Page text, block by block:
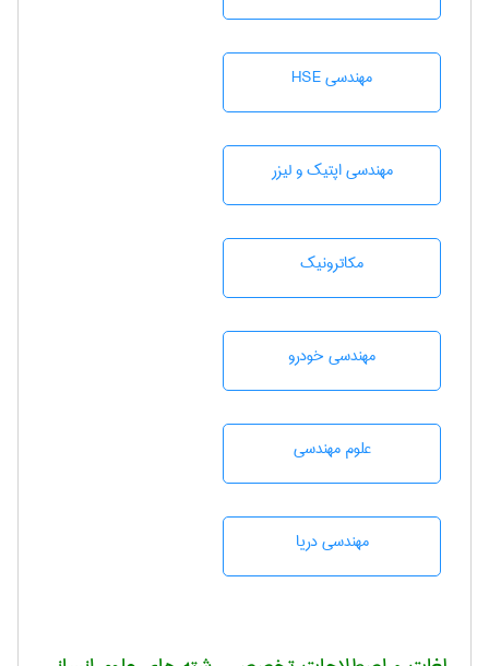
مهندسی HSE
مهندسی اپتیک و لیزر
مکاترونیک
مهندسی خودرو
علوم مهندسی
مهندسی دریا